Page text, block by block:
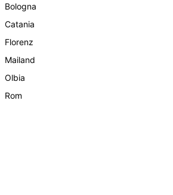
Bologna
Catania
Florenz
Mailand
Olbia
Rom